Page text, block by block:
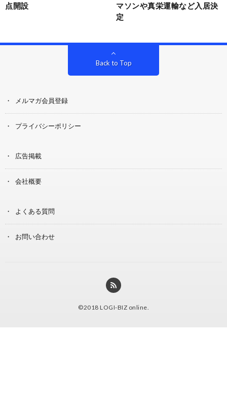
点開設
マソンや真栄運輸など入居決
定
Back to Top
メルマガ会員登録
プライバシーポリシー
広告掲載
会社概要
よくある質問
お問い合わせ
©2018 LOGI-BIZ online